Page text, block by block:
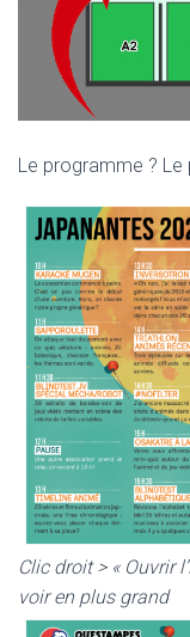
Le programme ?
Clic droit > « Ouvrir
voir en plus grand